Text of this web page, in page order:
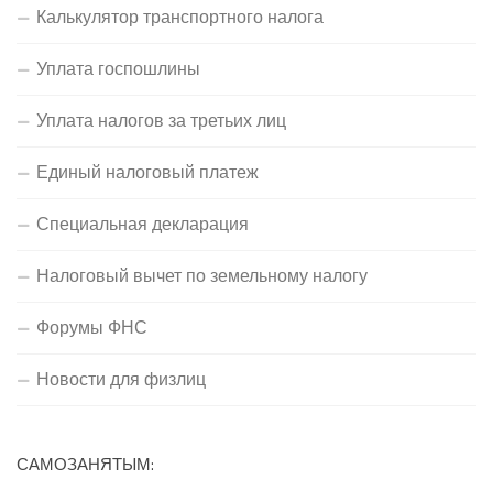
Калькулятор транспортного налога
Уплата госпошлины
Уплата налогов за третьих лиц
Единый налоговый платеж
Специальная декларация
Налоговый вычет по земельному налогу
Форумы ФНС
Новости для физлиц
САМОЗАНЯТЫМ: